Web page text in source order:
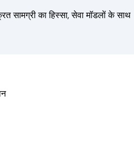
सामग्री का हिस्सा, सेवा मॉडलों के साथ